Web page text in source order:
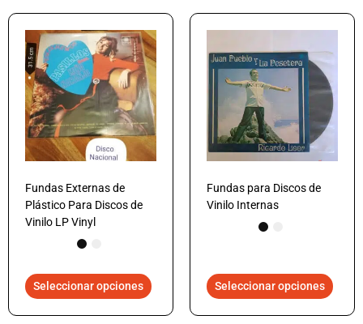
Fundas Externas de
Plástico Para Discos de
Vinilo LP Vinyl
Seleccionar opciones
Fundas para Discos de
Vinilo Internas
Seleccionar opciones